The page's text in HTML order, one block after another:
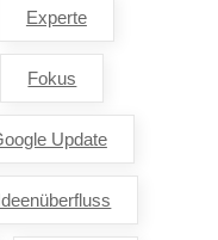
Experte
Fokus
Update